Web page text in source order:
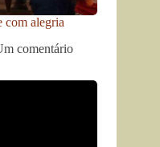
com alegria
comentário